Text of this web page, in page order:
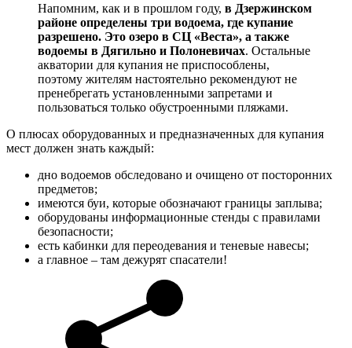
Напомним, как и в прошлом году, в Дзержинском
районе определены три водоема, где купание
разрешено. Это озеро в СЦ «Веста», а также
водоемы в Дягильно и Полоневичах. Остальные
акватории для купания не приспособлены,
поэтому жителям настоятельно рекомендуют не
пренебрегать установленными запретами и
пользоваться только обустроенными пляжами.
О плюсах оборудованных и предназначенных для купания
мест должен знать каждый:
дно водоемов обследовано и очищено от посторонних
предметов;
имеются буи, которые обозначают границы заплыва;
оборудованы информационные стенды с правилами
безопасности;
есть кабинки для переодевания и теневые навесы;
а главное – там дежурят спасатели!